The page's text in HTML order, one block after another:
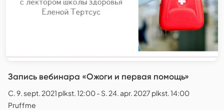
Запись вебинара «Ожоги и первая помощь»
C. 9. sept. 2021 plkst. 12:00 - S. 24. apr. 2027 plkst. 14:00
Pruffme